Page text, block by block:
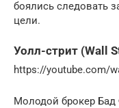
боялись следовать
цели.
Уолл-стрит (Wall
https://youtube.com/
Молодой брокер